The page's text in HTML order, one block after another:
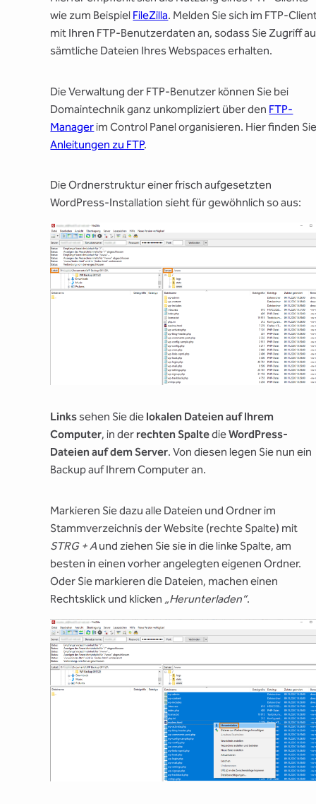
wie zum Beispiel FileZilla. Melden Sie sich im FTP-
mit Ihren FTP-Benutzerdaten an, sodass Sie Zugriff
sämtliche Dateien Ihres Webspaces erhalten.
Die Verwaltung der FTP-Benutzer können Sie bei
Domaintechnik ganz unkompliziert über den FTP-
Manager im Control Panel organisieren. Hier finden
Anleitungen zu FTP.
Die Ordnerstruktur einer frisch aufgesetzten
WordPress-Installation sieht für gewöhnlich so aus:
Links sehen Sie die lokalen Dateien auf Ihrem
Computer, in der rechten SpaltedieWordPress-
Dateien auf dem Server. Von diesen legen Sie nun ein
Backup auf Ihrem Computer an.
Markieren Sie dazu alle Dateien und Ordner im
Stammverzeichnis der Website (rechte Spalte) mit
STRG + A und ziehen Sie sie in die linke Spalte, am
besten in einen vorher angelegten eigenen Ordner.
Oder Sie markieren die Dateien, machen einen
Rechtsklick und klicken „Herunterladen“.